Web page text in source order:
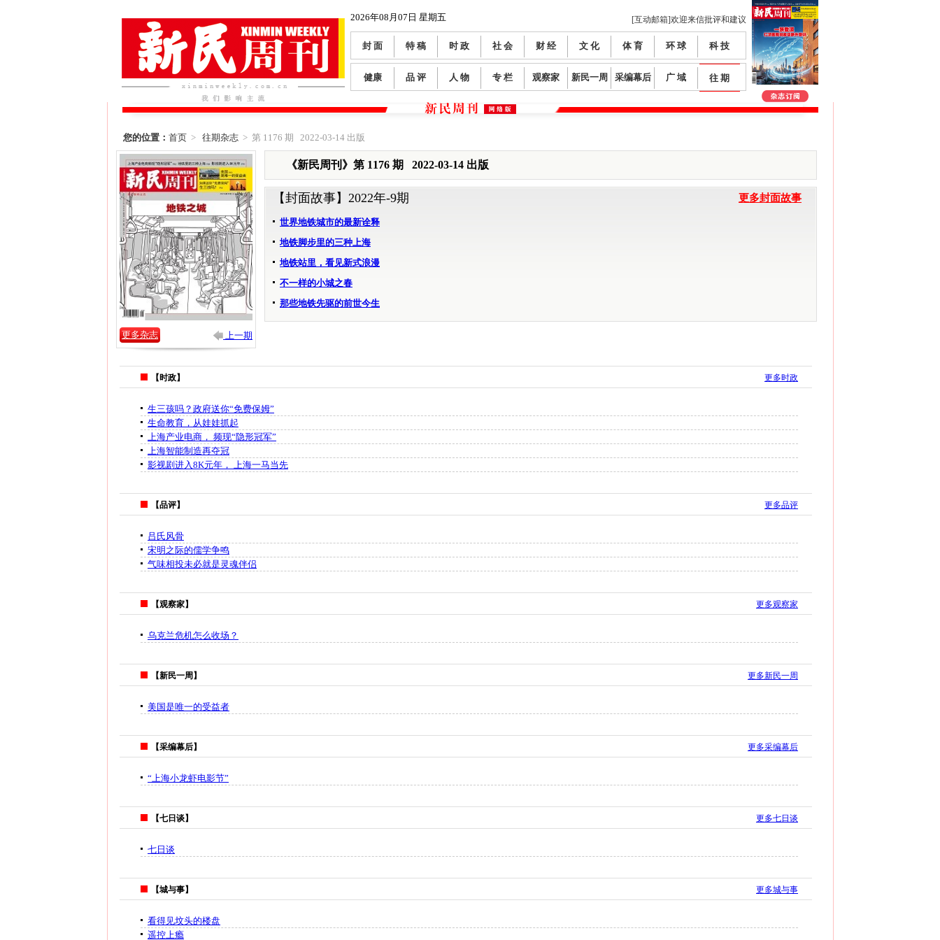
2026年08月07日 星期五 [互动邮箱]欢迎来信批评和建议
封 面 特 稿 时 政 社 会 财 经 文 化 体 育 环 球 科 技
健康 品 评 人 物 专 栏 观察家 新民一周 采编幕后 广 域 往 期
您的位置： 首页 > 往期杂志 > 第 1176 期 2022-03-14 出版
更多杂志 上一期
《新民周刊》第 1176 期 2022-03-14 出版
【封面故事】 2022年-9期 更多封面故事
世界地铁城市的最新诠释
地铁脚步里的三种上海
地铁站里，看见新式浪漫
不一样的小城之春
那些地铁先驱的前世今生
【时政】 更多时政
生三孩吗？政府送你“免费保姆”
生命教育，从娃娃抓起
上海产业电商， 频现“隐形冠军”
上海智能制造再夺冠
影视剧进入8K元年， 上海一马当先
【品评】 更多品评
吕氏风骨
宋明之际的儒学争鸣
气味相投未必就是灵魂伴侣
【观察家】 更多观察家
乌克兰危机怎么收场？
【新民一周】 更多新民一周
美国是唯一的受益者
【采编幕后】 更多采编幕后
“上海小龙虾电影节”
【七日谈】 更多七日谈
七日谈
【城与事】 更多城与事
看得见坟头的楼盘
遥控上瘾